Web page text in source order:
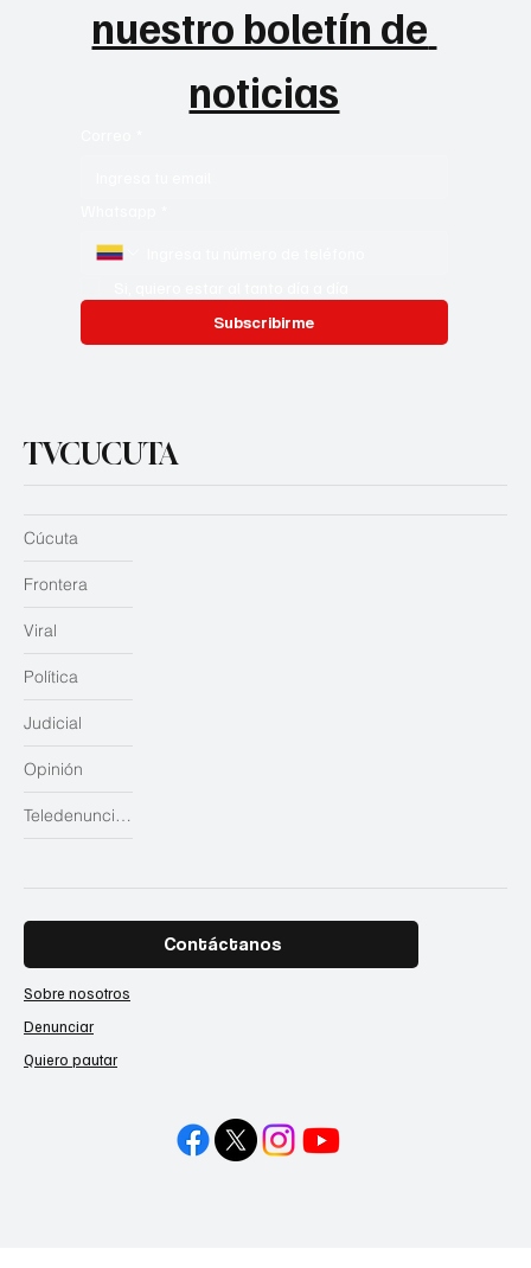
nuestro boletín de
noticias
Subscribirme
TVCUCUTA
Judicial
Opinión
Teledenuncias
Cúcuta
Frontera
Viral
Política
Contáctanos
Sobre nosotros
Denunciar
Quiero pautar